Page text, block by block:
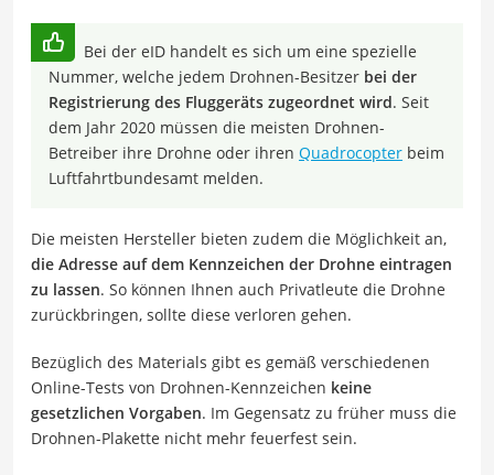
Bei der eID handelt es sich um eine spezielle
Nummer, welche jedem Drohnen-Besitzer bei der
Registrierung des Fluggeräts zugeordnet wird. Seit
dem Jahr 2020 müssen die meisten Drohnen-
Betreiber ihre Drohne oder ihren Quadrocopter beim
Luftfahrtbundesamt melden.
Die meisten Hersteller bieten zudem die Möglichkeit an,
die Adresse auf dem Kennzeichen der Drohne eintragen
zu lassen. So können Ihnen auch Privatleute die Drohne
zurückbringen, sollte diese verloren gehen.
Bezüglich des Materials gibt es gemäß verschiedenen
Online-Tests von Drohnen-Kennzeichen keine
gesetzlichen Vorgaben. Im Gegensatz zu früher muss die
Drohnen-Plakette nicht mehr feuerfest sein.